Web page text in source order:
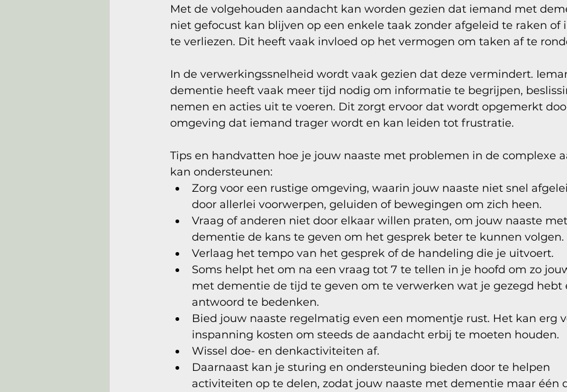
Met de volgehouden aandacht kan worden gezien dat iemand met
niet gefocust kan blijven op een enkele taak zonder afgeleid te raken of
te verliezen. Dit heeft vaak invloed op het vermogen om taken af te
In de verwerkingssnelheid wordt vaak gezien dat deze vermindert.
dementie heeft vaak meer tijd nodig om informatie te begrijpen,
nemen en acties uit te voeren. Dit zorgt ervoor dat wordt opgemerkt
omgeving dat iemand trager wordt en kan leiden tot frustratie.
Tips en handvatten hoe je jouw naaste met problemen in de complexe
kan ondersteunen:
Zorg voor een rustige omgeving, waarin jouw naaste niet snel
door allerlei voorwerpen, geluiden of bewegingen om zich heen.
Vraag of anderen niet door elkaar willen praten, om jouw naaste met
dementie de kans te geven om het gesprek beter te kunnen volgen.
Verlaag het tempo van het gesprek of de handeling die je uitvoert.
Soms helpt het om na een vraag tot 7 te tellen in je hoofd om zo
met dementie de tijd te geven om te verwerken wat je gezegd hebt
antwoord te bedenken.
Bied jouw naaste regelmatig even een momentje rust. Het kan erg
inspanning kosten om steeds de aandacht erbij te moeten houden.
Wissel doe- en denkactiviteiten af.
Daarnaast kan je sturing en ondersteuning bieden door te helpen
activiteiten op te delen, zodat jouw naaste met dementie maar één